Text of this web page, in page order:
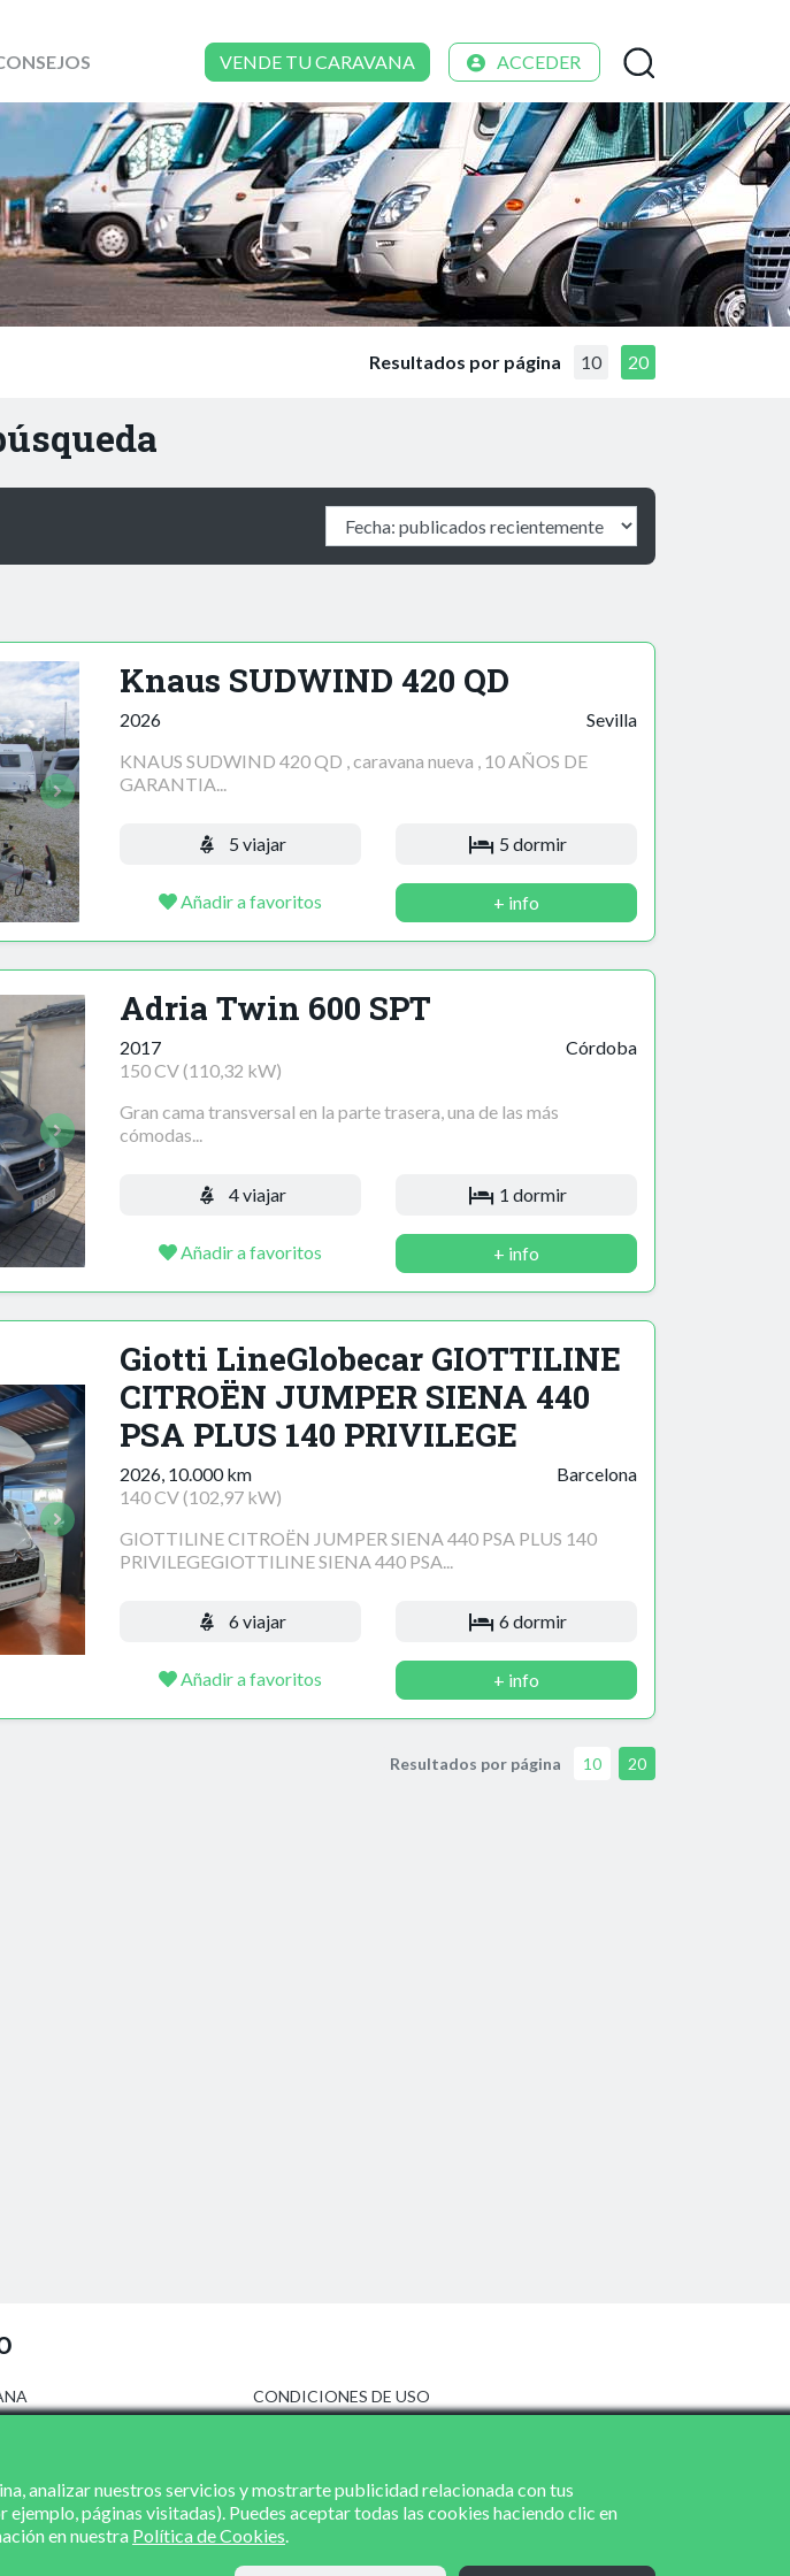
VENDE TU CARAVANA ACCEDER
Resultados por página 10 20
Knaus SUDWIND 420 QD
2026
Sevilla
KNAUS SUDWIND 420 QD , caravana nueva , 10 AÑOS DE
GARANTIA...
5 viajar 5 dormir
Añadir a favoritos + info
Adria Twin 600 SPT
2017
150 CV (110,32 kW)
Córdoba
Gran cama transversal en la parte trasera, una de las más
cómodas...
4 viajar 1 dormir
Añadir a favoritos + info
Giotti LineGlobecar GIOTTILINE
CITROËN JUMPER SIENA 440
PSA PLUS 140 PRIVILEGE
2026, 10.000 km
140 CV (102,97 kW)
Barcelona
GIOTTILINE CITROËN JUMPER SIENA 440 PSA PLUS 140
PRIVILEGEGIOTTILINE SIENA 440 PSA...
6 viajar 6 dormir
Añadir a favoritos + info
Resultados por página 10 20
CONDICIONES DE USO
POLÍTICA DE COOKIES
analizar nuestros servicios y mostrarte publicidad relacionada con tus
páginas visitadas). Puedes aceptar todas las cookies haciendo clic en
en nuestra Política de Cookies.